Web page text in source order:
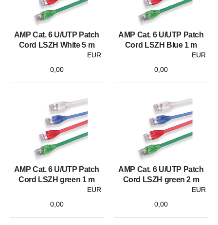
AMP Cat. 6 U/UTP Patch
Cord LSZH White 5 m
EUR
0,00
AMP Cat. 6 U/UTP Patch
Cord LSZH Blue 1 m
EUR
0,00
AMP Cat. 6 U/UTP Patch
Cord LSZH green 1 m
EUR
0,00
AMP Cat. 6 U/UTP Patch
Cord LSZH green 2 m
EUR
0,00